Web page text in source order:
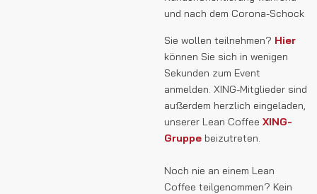
und nach dem Corona-Schock
Sie wollen teilnehmen? Hier
können Sie sich in wenigen
Sekunden zum Event
anmelden. XING-Mitglieder sind
außerdem herzlich eingeladen,
unserer Lean Coffee XING-
Gruppe beizutreten.
Noch nie an einem Lean
Coffee teilgenommen? Kein